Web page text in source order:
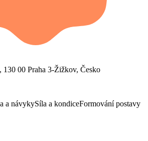
130 00 Praha 3-Žižkov, Česko
a návykySíla a kondiceFormování postavy